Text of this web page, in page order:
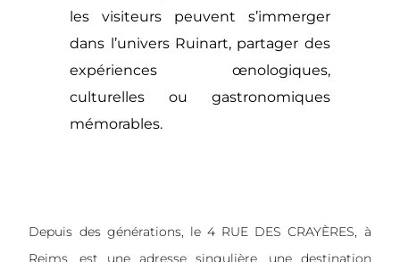
les visiteurs peuvent s’immerger
dans l’univers Ruinart, partager des
expériences œnologiques,
culturelles ou gastronomiques
mémorables.
Depuis des générations, le 4 RUE DES CRAYÈRES, à
Reims, est une adresse singulière, une destination